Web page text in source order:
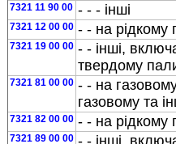
7321 11 90 00 - - - iншi
7321 12 00 00 - - на рiдкому
7321 19 00 00 - - iншi,
твердому
7321 81 00 00 - - на
газовому та
7321 82 00 00 - - на рiдкому
7321 89 00 00